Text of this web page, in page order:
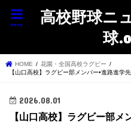
高校野球ニ
球
menu
HOME
花園・全国高校ラグビー
【山口高校】ラグビー部メンバー•進路進学先
2026.08.01
【山口高校】ラグビー部メ